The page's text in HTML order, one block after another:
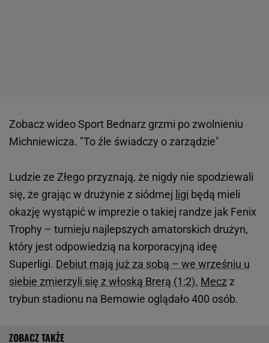
Zobacz wideoSport Bednarz grzmi po zwolnieniu
Michniewicza. "To źle świadczy o zarządzie"
Ludzie ze Złego przyznają, że nigdy nie spodziewali
się, że grając w drużynie z siódmej ligi będą mieli
okazję wystąpić w imprezie o takiej randze jak Fenix
Trophy – turnieju najlepszych amatorskich drużyn,
który jest odpowiedzią na korporacyjną ideę
Superligi. Debiut mają już za sobą – we wrześniu u
siebie zmierzyli się z włoską Brerą (1:2). Meczz
trybun stadionu na Bemowie oglądało 400 osób.